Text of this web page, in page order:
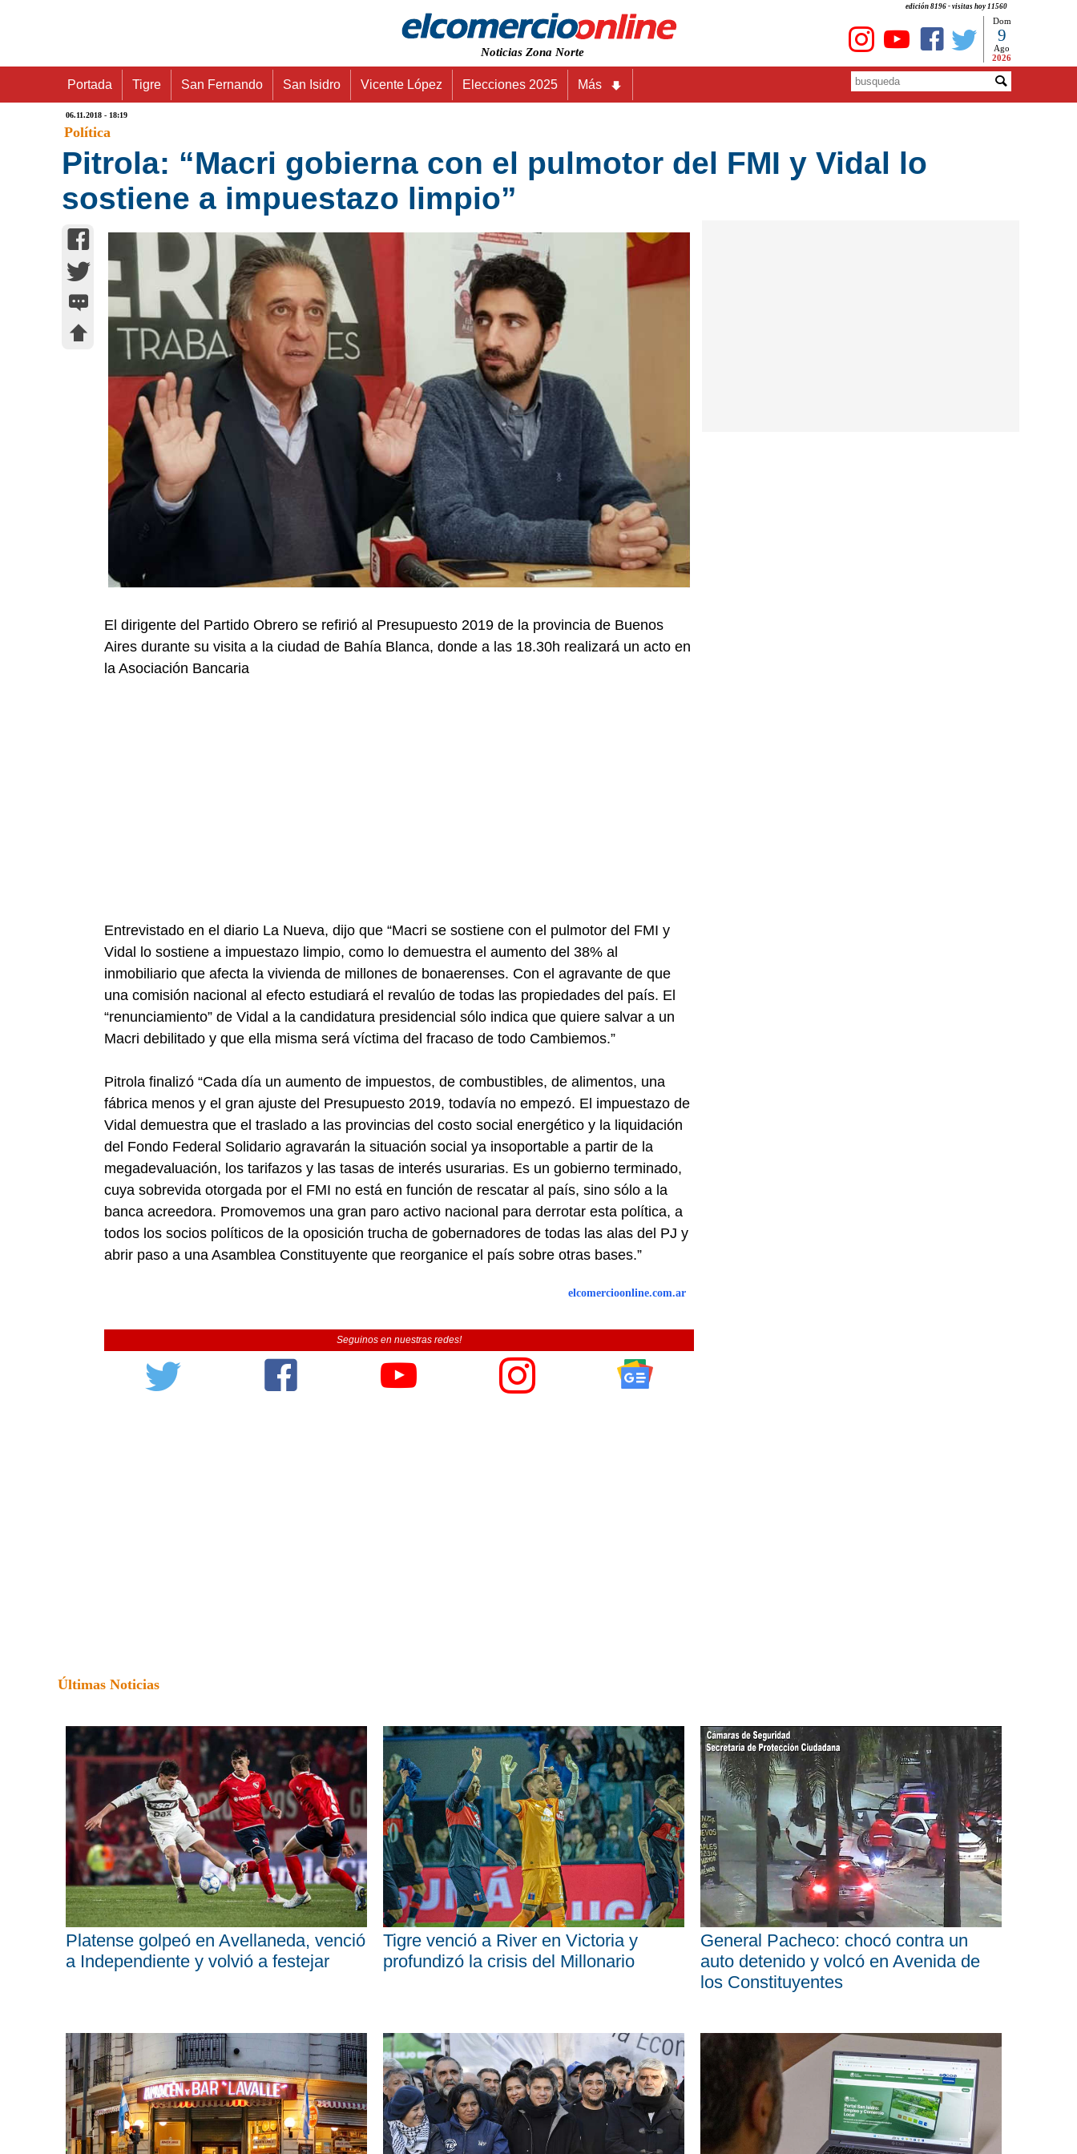
edición 8196 - visitas hoy 11560
Noticias Zona Norte
Dom
9
Ago
2026
Portada Tigre San Fernando San Isidro Vicente López Elecciones 2025 Más
06.11.2018 - 18:19
Política
Pitrola: “Macri gobierna con el pulmotor del FMI y Vidal lo
sostiene a impuestazo limpio”
El dirigente del Partido Obrero se refirió al Presupuesto 2019 de la provincia de Buenos
Aires durante su visita a la ciudad de Bahía Blanca, donde a las 18.30h realizará un acto en
la Asociación Bancaria
Entrevistado en el diario La Nueva, dijo que “Macri se sostiene con el pulmotor del FMI y
Vidal lo sostiene a impuestazo limpio, como lo demuestra el aumento del 38% al
inmobiliario que afecta la vivienda de millones de bonaerenses. Con el agravante de que
una comisión nacional al efecto estudiará el revalúo de todas las propiedades del país. El
“renunciamiento” de Vidal a la candidatura presidencial sólo indica que quiere salvar a un
Macri debilitado y que ella misma será víctima del fracaso de todo Cambiemos.”
Pitrola finalizó “Cada día un aumento de impuestos, de combustibles, de alimentos, una
fábrica menos y el gran ajuste del Presupuesto 2019, todavía no empezó. El impuestazo de
Vidal demuestra que el traslado a las provincias del costo social energético y la liquidación
del Fondo Federal Solidario agravarán la situación social ya insoportable a partir de la
megadevaluación, los tarifazos y las tasas de interés usurarias. Es un gobierno terminado,
cuya sobrevida otorgada por el FMI no está en función de rescatar al país, sino sólo a la
banca acreedora. Promovemos una gran paro activo nacional para derrotar esta política, a
todos los socios políticos de la oposición trucha de gobernadores de todas las alas del PJ y
abrir paso a una Asamblea Constituyente que reorganice el país sobre otras bases.”
elcomercioonline.com.ar
Seguinos en nuestras redes!
Últimas Noticias
Platense golpeó en Avellaneda, venció
a Independiente y volvió a festejar
Tigre venció a River en Victoria y
profundizó la crisis del Millonario
General Pacheco: chocó contra un
auto detenido y volcó en Avenida de
los Constituyentes